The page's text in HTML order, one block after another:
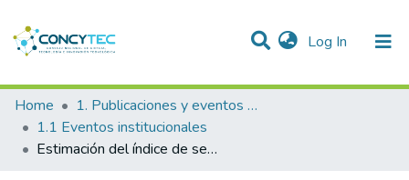
Log In (current)
Communities & Collections
Research Outputs
Home
1. Publicaciones y eventos institucionales
1.1 Eventos institucionales
Estimación del índice de sequía a partir de datos imágenes NDVI y LST del sensor MODIS y TRMM para las regiones de Lambayeque, Piura y Cajamarca – Perú, durante el periodo 2000 – 2013